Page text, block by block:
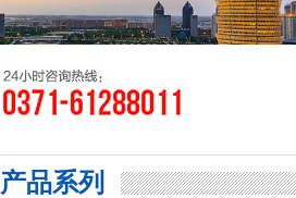
1/2
产品系列